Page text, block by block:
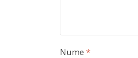
Nume *